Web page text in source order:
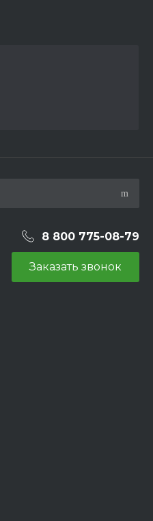
8 800 775-08-79
Заказать звонок